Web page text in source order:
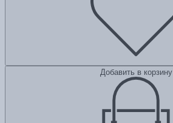
Добавить в корзину